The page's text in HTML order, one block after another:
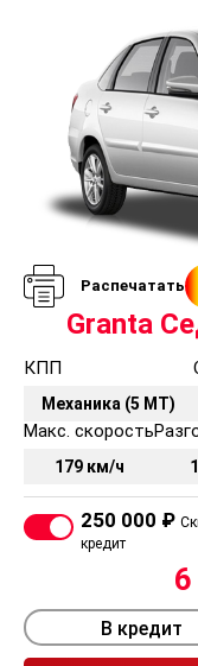
Распечатать
Granta
КПП
Механика (5 MT)
Макс. скорость
179 км/ч
250 000 ₽
кредит
6
В кредит